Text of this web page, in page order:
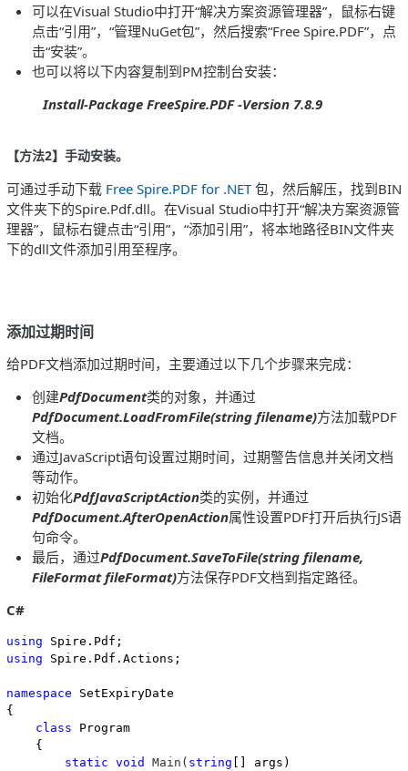
可以在Visual Studio中打开“解决方案资源管理器”，鼠标右键
点击“引用”，“管理NuGet包”，然后搜索“Free Spire.PDF”，点
击“安装”。
也可以将以下内容复制到PM控制台安装：
Install-Package FreeSpire.PDF -Version 7.8.9
【方法2】手动安装。
可通过手动下载 Free Spire.PDF for .NET包，然后解压，找到BIN
文件夹下的Spire.Pdf.dll。在Visual Studio中打开“解决方案资源管
理器”，鼠标右键点击“引用”，“添加引用”，将本地路径BIN文件夹
下的dll文件添加引用至程序。
添加过期时间
给PDF文档添加过期时间，主要通过以下几个步骤来完成：
创建PdfDocument类的对象，并通过
PdfDocument.LoadFromFile(string filename)方法加载PDF
文档。
通过JavaScript语句设置过期时间，过期警告信息并关闭文档
等动作。
初始化PdfJavaScriptAction类的实例，并通过
PdfDocument.AfterOpenAction属性设置PDF打开后执行JS语
句命令。
最后，通过PdfDocument.SaveToFile(string filename,
FileFormat fileFormat)方法保存PDF文档到指定路径。
C#
using
using Spire.Pdf.Actions;
namespace SetExpiryDate
{
class Program
    {
static void Main( string [] args)